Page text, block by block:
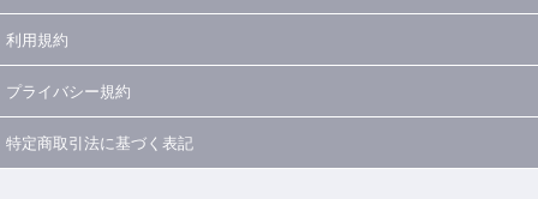
利用規約
プライバシー規約
特定商取引法に基づく表記